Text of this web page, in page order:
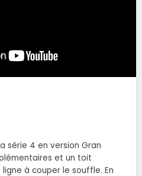
série 4 en version Gran
et un toit
à couper le souffle. En